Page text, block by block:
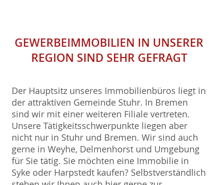
GEWERBEIMMOBILIEN IN UNSERER
REGION SIND SEHR GEFRAGT
Der Hauptsitz unseres Immobilienbüros liegt in
der attraktiven Gemeinde Stuhr. In Bremen
sind wir mit einer weiteren Filiale vertreten.
Unsere Tätigkeitsschwerpunkte liegen aber
nicht nur in Stuhr und Bremen. Wir sind auch
gerne in Weyhe, Delmenhorst und Umgebung
für Sie tätig. Sie möchten eine Immobilie in
Syke oder Harpstedt kaufen? Selbstverständlich